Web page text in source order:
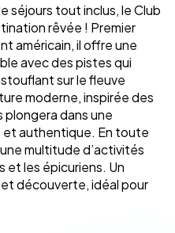
séjours tout inclus, le Club
rêvée ! Premier
américain, il offre une
avec des pistes qui
sur le fleuve
moderne, inspirée des
dans une
et authentique. En toute
multitude d’activités
et les épicuriens. Un
découverte, idéal pour